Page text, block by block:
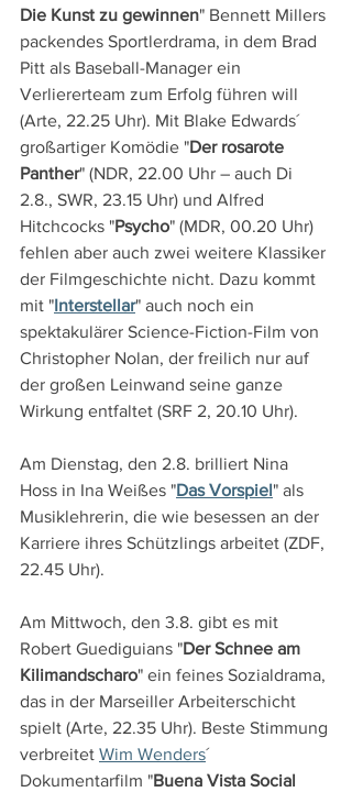
Die Kunst zu gewinnen" Bennett Millers
packendes Sportlerdrama, in dem Brad
Pitt als Baseball-Manager ein
Verliererteam zum Erfolg führen will
(Arte, 22.25 Uhr). Mit Blake Edwards´
großartiger Komödie "Der rosarote
Panther" (NDR, 22.00 Uhr – auch Di
2.8., SWR, 23.15 Uhr) und Alfred
Hitchcocks "Psycho" (MDR, 00.20 Uhr)
fehlen aber auch zwei weitere Klassiker
der Filmgeschichte nicht. Dazu kommt
mit "Interstellar" auch noch ein
spektakulärer Science-Fiction-Film von
Christopher Nolan, der freilich nur auf
der großen Leinwand seine ganze
Wirkung entfaltet (SRF 2, 20.10 Uhr).
Am Dienstag, den 2.8. brilliert Nina
Hoss in Ina Weißes "Das Vorspiel" als
Musiklehrerin, die wie besessen an der
Karriere ihres Schützlings arbeitet (ZDF,
22.45 Uhr).
Am Mittwoch, den 3.8. gibt es mit
Robert Guediguians "Der Schnee am
Kilimandscharo" ein feines Sozialdrama,
das in der Marseiller Arbeiterschicht
spielt (Arte, 22.35 Uhr). Beste Stimmung
verbreitet Wim Wenders´
Dokumentarfilm "Buena Vista Social